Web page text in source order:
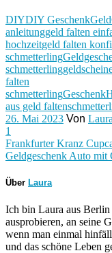
DIYDIY GeschenkGeld
anleitunggeld falten
hochzeitgeld falten
schmetterling
schmetterling
falten
schmetterlingGeschenk
aus geld falten
26. Mai 2023 Von Laura
1
Frankfurter Kranz
Geldgeschenk Auto mit
Über Laura
Ich bin Laura aus
ausprobieren, an seine
wenn man einmal
und das schöne Leben